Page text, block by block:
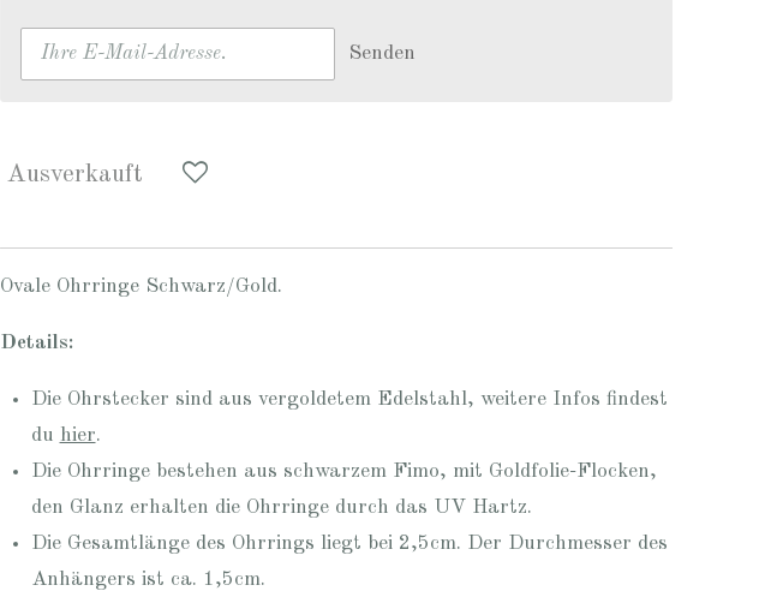
Senden
Ausverkauft
Ovale Ohrringe Schwarz/Gold.
Details:
Die Ohrstecker sind aus vergoldetem Edelstahl, weitere Infos findest
du hier.
Die Ohrringe bestehen aus schwarzem Fimo, mit Goldfolie-Flocken,
den Glanz erhalten die Ohrringe durch das UV Hartz.
Die Gesamtlänge des Ohrrings liegt bei 2,5cm. Der Durchmesser des
Anhängers ist ca. 1,5cm.